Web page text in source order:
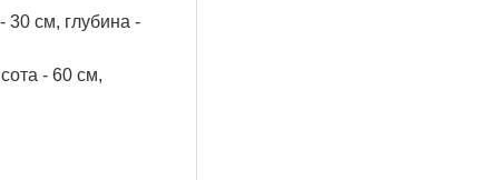
см, глубина -
- 60 см,